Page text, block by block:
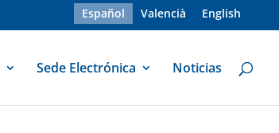
Español Valencià English
Sede Electrónica Noticias